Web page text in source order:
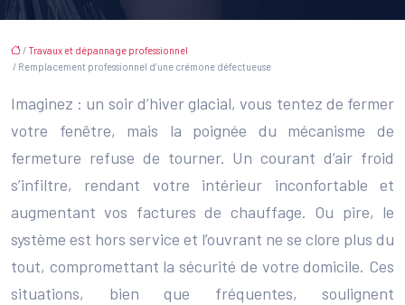
/ Travaux et dépannage professionnel
/ Remplacement professionnel d’une crémone défectueuse
Imaginez : un soir d’hiver glacial, vous tentez de fermer
votre fenêtre, mais la poignée du mécanisme de
fermeture refuse de tourner. Un courant d’air froid
s’infiltre, rendant votre intérieur inconfortable et
augmentant vos factures de chauffage. Ou pire, le
système est hors service et l’ouvrant ne se clore plus du
tout, compromettant la sécurité de votre domicile. Ces
situations, bien que fréquentes, soulignent